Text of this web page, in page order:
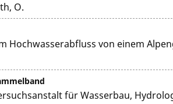
O.
Hochwasserabfluss von einem
für Wasserbau,